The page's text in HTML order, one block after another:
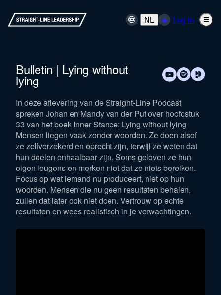
NL Log in
Bulletin | Lying without
lying
In deze aflevering van de Straight-Line Podcast
spreken Johan en Mandy van der Put over hoofdstuk
33 van het boek Inner Stance: Lying without lying
Mensen liegen vaak zonder woorden. Ze doen alsof
ze zelfverzekerd en oprecht zijn, terwijl ze weten dat
hun doelen onhaalbaar zijn. Soms geloven ze hun
eigen leugens en merken niet dat ze niets bereiken.
Focus op wat iemand nu produceert, niet op hun
woorden. Mensen die nu geen resultaten behalen,
zullen dat later ook niet doen. Vertrouw op echte
resultaten en wees realistisch in je verwachtingen.